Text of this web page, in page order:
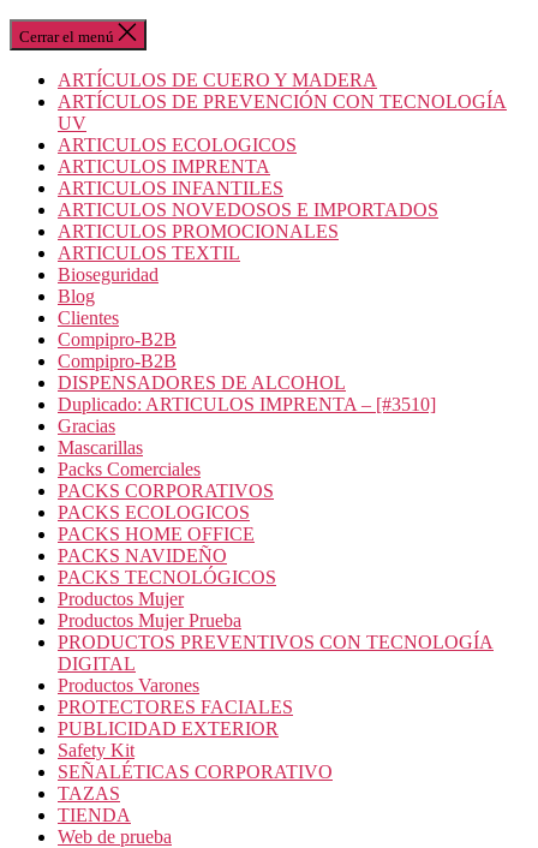
Cerrar el menú
ARTÍCULOS DE CUERO Y MADERA
ARTÍCULOS DE PREVENCIÓN CON TECNOLOGÍA
UV
ARTICULOS ECOLOGICOS
ARTICULOS IMPRENTA
ARTICULOS INFANTILES
ARTICULOS NOVEDOSOS E IMPORTADOS
ARTICULOS PROMOCIONALES
ARTICULOS TEXTIL
Bioseguridad
Blog
Clientes
Compipro-B2B
Compipro-B2B
DISPENSADORES DE ALCOHOL
Duplicado: ARTICULOS IMPRENTA – [#3510]
Gracias
Mascarillas
Packs Comerciales
PACKS CORPORATIVOS
PACKS ECOLOGICOS
PACKS HOME OFFICE
PACKS NAVIDEÑO
PACKS TECNOLÓGICOS
Productos Mujer
Productos Mujer Prueba
PRODUCTOS PREVENTIVOS CON TECNOLOGÍA
DIGITAL
Productos Varones
PROTECTORES FACIALES
PUBLICIDAD EXTERIOR
Safety Kit
SEÑALÉTICAS CORPORATIVO
TAZAS
TIENDA
Web de prueba